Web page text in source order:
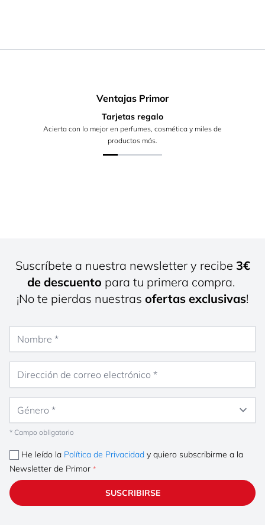
Ventajas Primor
Tarjetas regalo
Acierta con lo mejor en perfumes, cosmética y miles de
productos más.
Suscríbete a nuestra newsletter y recibe 3€
de descuento para tu primera compra.
¡No te pierdas nuestras ofertas exclusivas!
* Campo obligatorio
He leído la Política de Privacidad y quiero subscribirme a la
Newsletter de Primor
SUSCRIBIRSE